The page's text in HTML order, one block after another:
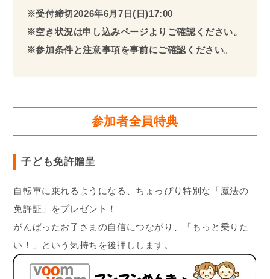
※受付締切2026年6月7日(日)17:00
※空き状況は申し込みページよりご確認ください。
※参加条件と注意事項を事前にご確認ください。
参加者全員特典
子ども免許贈呈
自転車に乗れるようになる、ちょっぴり特別な「魔法の
免許証」をプレゼント！
がんばったお子さまの自信につながり、「もっと乗りた
い！」という気持ちを後押しします。